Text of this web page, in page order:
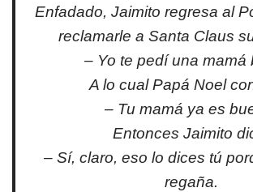
Enfadado, Jaimito regresa al
reclamarle a Santa Claus
– Yo te pedí una mamá
A lo cual Papá Noel
– Tu mamá ya es
Entonces Jaimito
– Sí, claro, eso lo dices tú
regaña.